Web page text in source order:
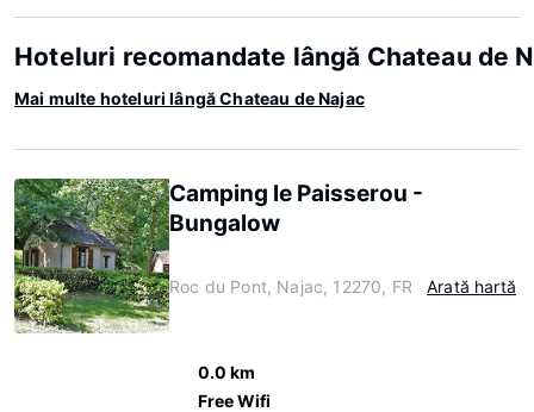
Hoteluri recomandate lângă Chateau de
Mai multe hoteluri lângă Chateau de Najac
Camping le Paisserou -
Bungalow
Roc du Pont, Najac, 12270, FR Arată hartă
0.0 km
Free Wifi